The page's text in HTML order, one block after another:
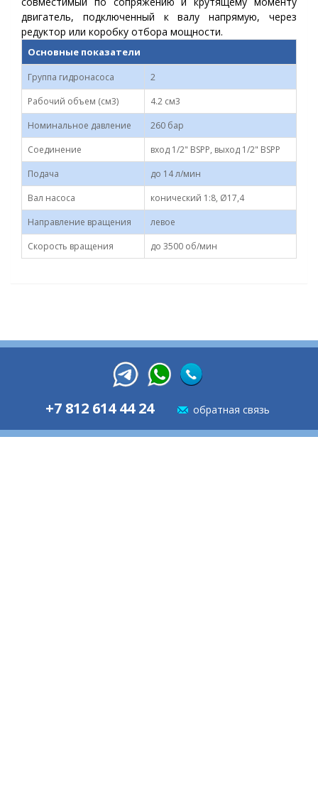
двигатель, подключенный к валу напрямую, через
редуктор или коробку отбора мощности.
Основные показатели
Группа гидронасоса
2
Рабочий объем (см3)
4.2 см3
Номинальное давление
260 бар
Соединение
вход 1/2" BSPP, выход 1/2" BSPP
Подача
до 14 л/мин
Вал насоса
конический 1:8, Ø17,4
Направление вращения
левое
Скорость вращения
до 3500 об/мин
+7 812 614 44 24 обратная связь